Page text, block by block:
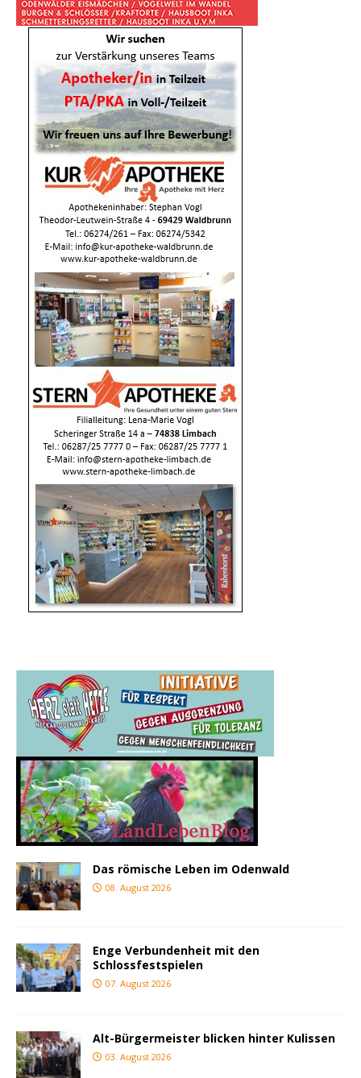
Das römische Leben im Odenwald
08. August 2026
Enge Verbundenheit mit den
Schlossfestspielen
07. August 2026
Alt-Bürgermeister blicken hinter Kulissen
03. August 2026